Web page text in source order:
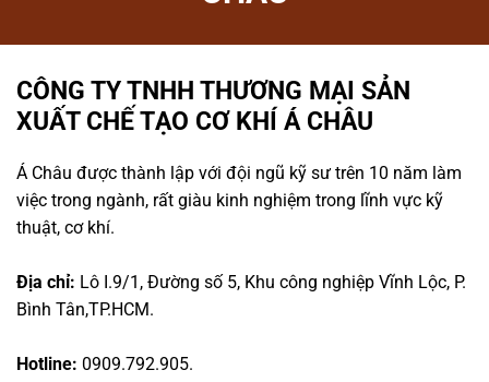
CÔNG TY TNHH THƯƠNG MẠI SẢN
XUẤT CHẾ TẠO CƠ KHÍ Á CHÂU
Á Châu được thành lập với đội ngũ kỹ sư trên 10 năm làm
việc trong ngành, rất giàu kinh nghiệm trong lĩnh vực kỹ
thuật, cơ khí.
Địa chỉ: Lô I.9/1, Đường số 5, Khu công nghiệp Vĩnh Lộc, P.
Bình Tân,TP.HCM.
Hotline: 0909.792.905.